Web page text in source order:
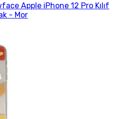
Apple iPhone 12 Pro Kılıf
- Mor